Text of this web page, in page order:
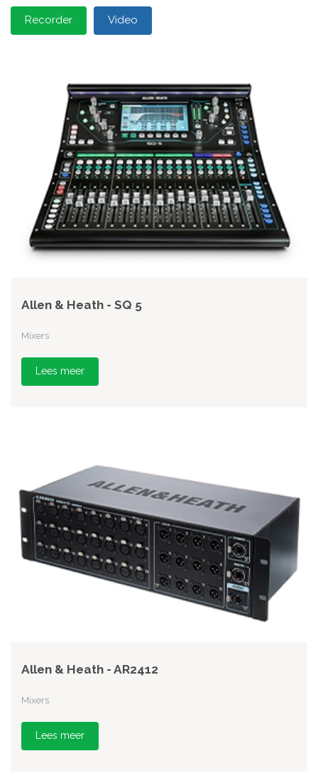
Recorder Video
Allen & Heath - SQ 5
Mixers
Lees meer
Allen & Heath - AR2412
Mixers
Lees meer